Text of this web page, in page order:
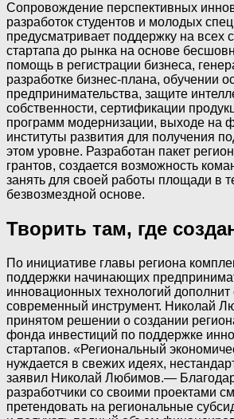
Сопровождение перспективных
разработок студентов и молодых
предусматривает поддержку на всех
стартапа до рынка на основе
помощь в регистрации бизнеса,
разработке бизнес-плана, обучении
предпринимательства, защите
собственности, сертификации
программ модернизации, выходе на
институты развития для получения
этом уровне. Разработан пакет
грантов, создается возможность
занять для своей работы площади в
безвозмездной основе.
Творить там, где
По инициативе главы региона
поддержки начинающих
инновационных технологий
современный инструмент. Николай
принятом решении о создании
фонда инвестиций по поддержке
стартапов. «Региональный
нуждается в свежих идеях,
заявил Николай Любимов.—
разработчики со своими проектами
претендовать на региональные